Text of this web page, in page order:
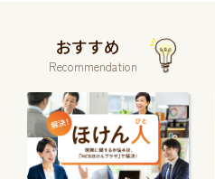
おすすめ
Recommendation
続
き
を
読